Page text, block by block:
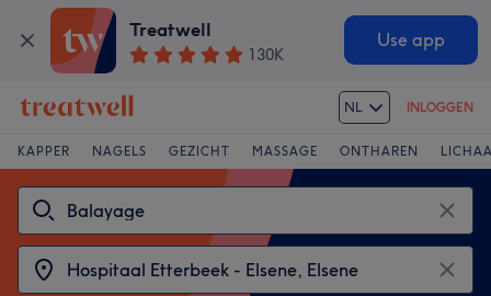
Treatwell
130K
Use app
NL INLOGGEN
KAPPER NAGELS GEZICHT MASSAGE ONTHAREN